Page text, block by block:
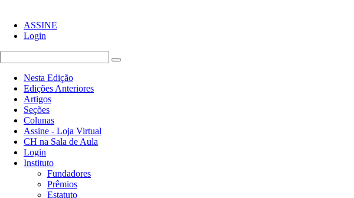
ASSINE
Login
Nesta Edição
Edições Anteriores
Artigos
Seções
Colunas
Assine - Loja Virtual
CH na Sala de Aula
Login
Instituto
Fundadores
Prêmios
Estatuto